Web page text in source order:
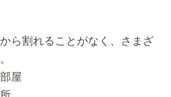
ら割れることがなく、さまざ
屋